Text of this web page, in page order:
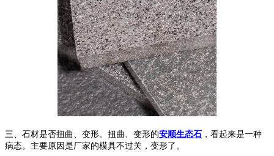
三、石材是否扭曲、变形。扭曲、变形的安顺生态石 ，看起来是一种
病态。主要原因是厂家的模具不过关，变形了。